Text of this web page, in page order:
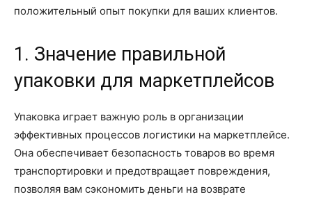
положительный опыт покупки для ваших клиентов.
1. Значение правильной
упаковки для маркетплейсов
Упаковка играет важную роль в организации
эффективных процессов логистики на маркетплейсе.
Она обеспечивает безопасность товаров во время
транспортировки и предотвращает повреждения,
позволяя вам сэкономить деньги на возврате